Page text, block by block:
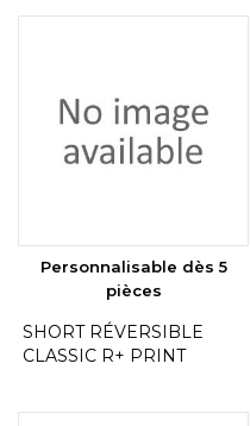
Personnalisable dès 5
pièces
SHORT RÉVERSIBLE
CLASSIC R+ PRINT